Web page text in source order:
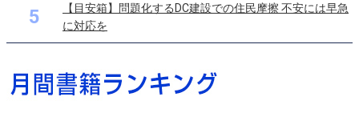
5
【目安箱】問題化するDC建設での住民摩擦 不安には早急
に対応を